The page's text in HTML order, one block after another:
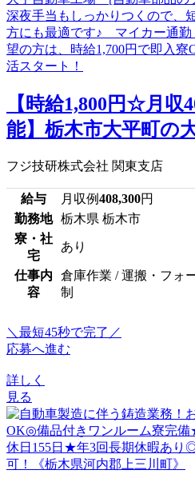
【時給1,800円☆月収
能】栃木市大平町の
フジ技研株式会社 関東支店
給与 月収例408,300円
勤務地
栃木県 栃木市
寮・社
宅
あり
仕事内
容
倉庫作業 / 運搬・フォ
制
＼最短45秒で完了／
応募へ進む
詳しく
見る